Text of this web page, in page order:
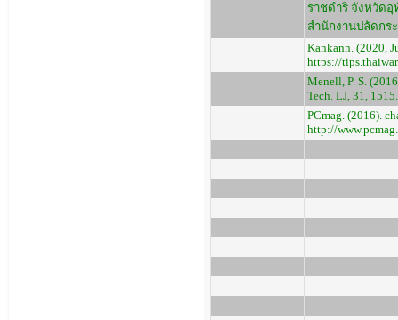
ราชดำริ จังหวัดอุ
สำนักงานปลัดกร
Kankann. (2020,
https://
Menell, P. S.
Tech. LJ, 31, 1515.
PCmag. (2016).
http://